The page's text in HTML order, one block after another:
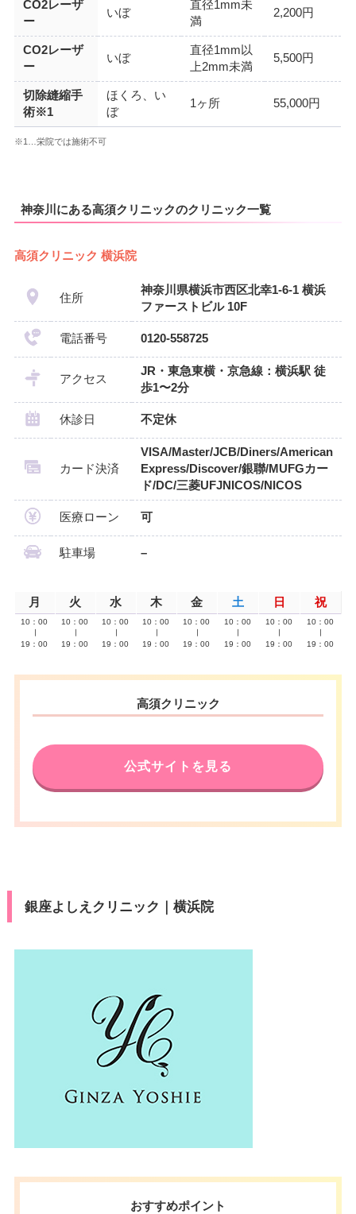
CO2レーザ
ー
いぼ
直径1mm未
満
2,200円
CO2レーザ
ー
いぼ
直径1mm以
上2mm未満
5,500円
切除縫縮手
術※1
ほくろ、い
ぼ
1ヶ所 55,000円
※1…栄院では施術不可
神奈川にある高須クリニックのクリニック一覧
高須クリニック 横浜院
住所
神奈川県横浜市西区北幸1-6-1 横浜
ファーストビル 10F
電話番号 0120-558725
アクセス
JR・東急東横・京急線：横浜駅 徒
歩1〜2分
休診日 不定休
カード決済
VISA/Master/JCB/Diners/American
Express/Discover/銀聯/MUFGカー
ド/DC/三菱UFJNICOS/NICOS
医療ローン 可
駐車場 –
月 火 水 木 金 土 日 祝
10：00
19：00
10：00
19：00
10：00
19：00
10：00
19：00
10：00
19：00
10：00
19：00
10：00
19：00
10：00
19：00
高須クリニック
公式サイトを見る
銀座よしえクリニック｜横浜院
おすすめポイント